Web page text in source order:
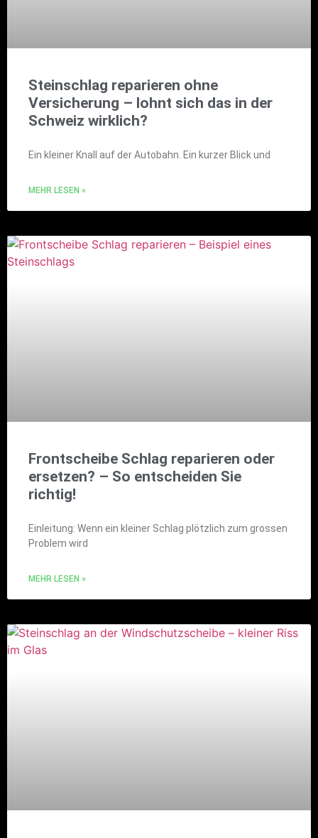
Steinschlag reparieren ohne
Versicherung – lohnt sich das in der
Schweiz wirklich?
Ein kleiner Knall auf der Autobahn. Ein kurzer Blick und
MEHR LESEN »
Frontscheibe Schlag reparieren oder
ersetzen? – So entscheiden Sie
richtig!
Einleitung: Wenn ein kleiner Schlag plötzlich zum grossen
Problem wird
MEHR LESEN »